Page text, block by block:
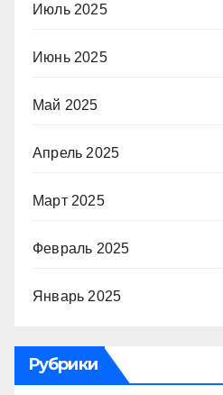
Июль 2025
Июнь 2025
Май 2025
Апрель 2025
Март 2025
Февраль 2025
Январь 2025
Рубрики